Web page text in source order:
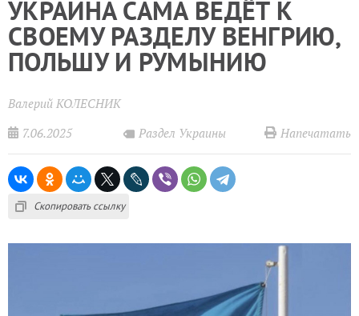
навигации
УКРАИНА САМА ВЕДЁТ К
СВОЕМУ РАЗДЕЛУ ВЕНГРИЮ,
ПОЛЬШУ И РУМЫНИЮ
Валерий КОЛЕСНИК
7.06.2025
Раздел Украины Напечатать
Скопировать ссылку